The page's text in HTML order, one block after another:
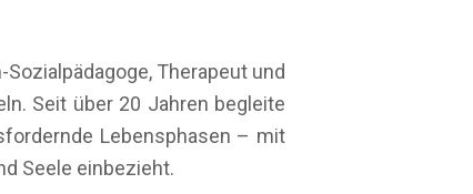
Sozialpädagoge, Therapeut und
Seit über 20 Jahren begleite
Lebensphasen – mit
Seele einbezieht.